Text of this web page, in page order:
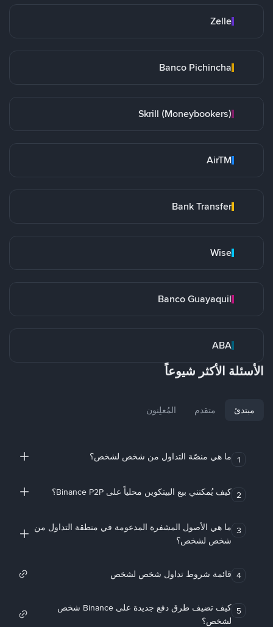
Zelle
Banco Pichincha
Skrill (Moneybookers)
AirTM
Bank Transfer
Wise
Banco Guayaquil
ABA
الأسئلة الأكثر شيوعاً
مبتدئ متقدم المُعلِنون
1 ما هي منصّة التداول من شخص لشخص؟
2 كيف يُمكنني بيع البيتكوين محلياً على Binance P2P؟
3 ما هي الأصول المشفرة المدعومة في منطقة التداول من
شخص لشخص؟
4 قائمة شروط تداول شخص لشخص
5
كيف تضيف طرق دفع جديدة على Binance شخص
لشخص؟